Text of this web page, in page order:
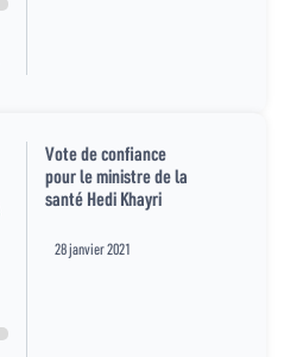
Vote de confiance
pour le ministre de la
santé Hedi Khayri
28 janvier 2021